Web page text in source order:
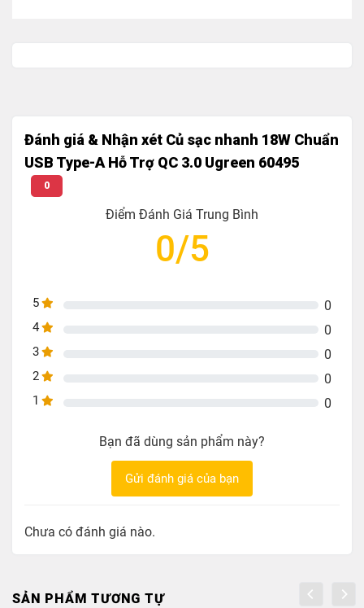
Đánh giá & Nhận xét Củ sạc nhanh 18W Chuẩn
USB Type-A Hỗ Trợ QC 3.0 Ugreen 60495
0
Điểm Đánh Giá Trung Bình
0/5
5 0
4 0
3 0
2 0
1 0
Bạn đã dùng sản phẩm này?
Gửi đánh giá của bạn
Chưa có đánh giá nào.
SẢN PHẨM TƯƠNG TỰ